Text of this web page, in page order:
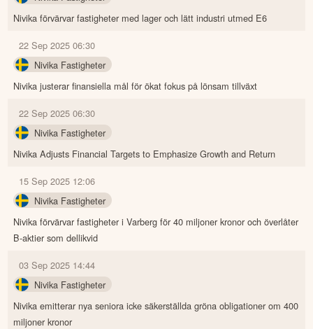
Nivika förvärvar fastigheter med lager och lätt industri utmed E6
22 Sep 2025 06:30
Nivika Fastigheter
Nivika justerar finansiella mål för ökat fokus på lönsam tillväxt
22 Sep 2025 06:30
Nivika Fastigheter
Nivika Adjusts Financial Targets to Emphasize Growth and Return
15 Sep 2025 12:06
Nivika Fastigheter
Nivika förvärvar fastigheter i Varberg för 40 miljoner kronor och överlåter
B-aktier som dellikvid
03 Sep 2025 14:44
Nivika Fastigheter
Nivika emitterar nya seniora icke säkerställda gröna obligationer om 400
miljoner kronor